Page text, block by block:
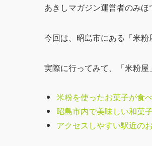
あきしマガジン運営者のみほ
今回は、昭島市にある「米
実際に行ってみて、「米粉
米粉を使ったお菓子が食
昭島市内で美味しい和菓
アクセスしやすい駅近の